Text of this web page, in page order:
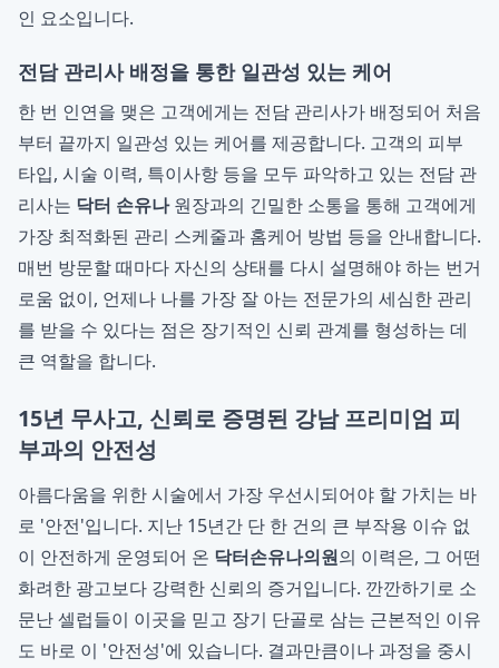
인 요소입니다.
전담 관리사 배정을 통한 일관성 있는 케어
한 번 인연을 맺은 고객에게는 전담 관리사가 배정되어 처음
부터 끝까지 일관성 있는 케어를 제공합니다. 고객의 피부
타입, 시술 이력, 특이사항 등을 모두 파악하고 있는 전담 관
리사는 닥터 손유나원장과의 긴밀한 소통을 통해 고객에게
가장 최적화된 관리 스케줄과 홈케어 방법 등을 안내합니다.
매번 방문할 때마다 자신의 상태를 다시 설명해야 하는 번거
로움 없이, 언제나 나를 가장 잘 아는 전문가의 세심한 관리
를 받을 수 있다는 점은 장기적인 신뢰 관계를 형성하는 데
큰 역할을 합니다.
15년 무사고, 신뢰로 증명된 강남 프리미엄 피
부과의 안전성
아름다움을 위한 시술에서 가장 우선시되어야 할 가치는 바
로 '안전'입니다. 지난 15년간 단 한 건의 큰 부작용 이슈 없
이 안전하게 운영되어 온 닥터손유나의원의 이력은, 그 어떤
화려한 광고보다 강력한 신뢰의 증거입니다. 깐깐하기로 소
문난 셀럽들이 이곳을 믿고 장기 단골로 삼는 근본적인 이유
도 바로 이 '안전성'에 있습니다. 결과만큼이나 과정을 중시